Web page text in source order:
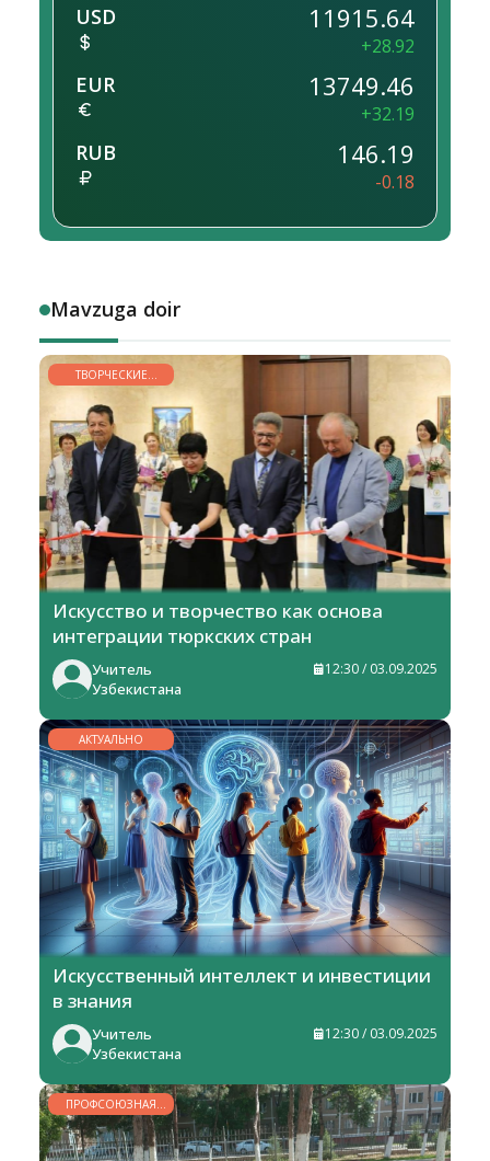
USD 11915.64
+28.92
EUR 13749.46
+32.19
RUB 146.19
-0.18
Mavzuga doir
ТВОРЧЕСКИЕ
ГОРИЗОНТЫ
Искусство и творчество как основа
интеграции тюркских стран
Учитель
Узбекистана
12:30 / 03.09.2025
АКТУАЛЬНО
Искусственный интеллект и инвестиции
в знания
Учитель
Узбекистана
12:30 / 03.09.2025
ПРОФСОЮЗНАЯ
ЖИЗНЬ